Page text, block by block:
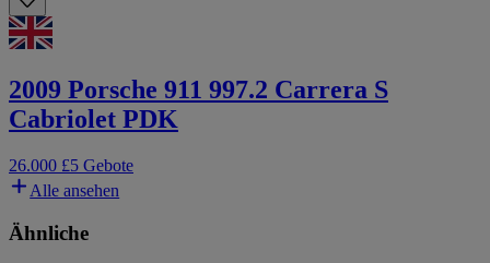
2009 Porsche 911 997.2 Carrera S
Cabriolet PDK
26.000 £5 Gebote
Alle ansehen
Ähnliche